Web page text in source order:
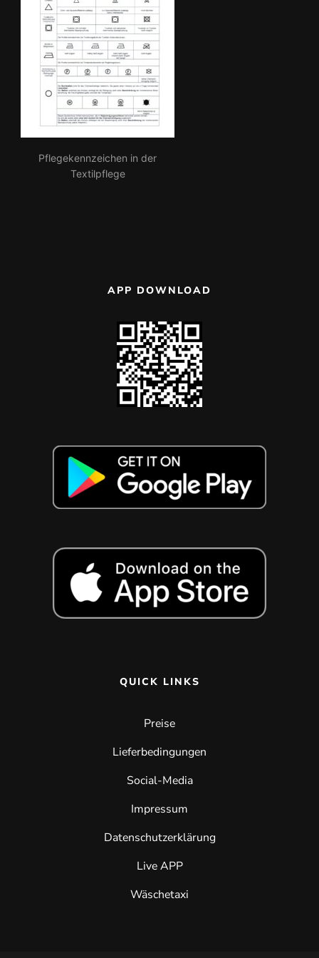
Pflegekennzeichen in der
Textilpflege
APP DOWNLOAD
QUICK LINKS
Preise
Lieferbedingungen
Social-Media
Impressum
Datenschutzerklärung
Live APP
Wäschetaxi